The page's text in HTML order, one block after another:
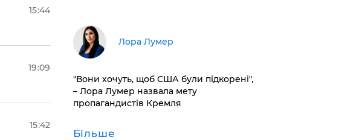
15:44
19:09
15:42
​Лора Лумер
"Вони хочуть, щоб США були підкорені",
– Лора Лумер назвала мету
пропагандистів Кремля
Більше